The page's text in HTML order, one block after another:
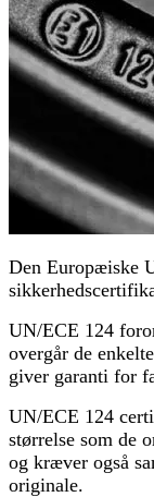
Den Europæiske
UN/ECE 124
overgår de
giver garanti for
UN/ECE 124
størrelse som de
og kræver også
originale.